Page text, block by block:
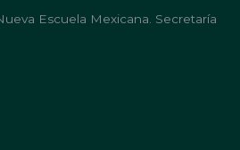
Escuela Mexicana. Secretaría